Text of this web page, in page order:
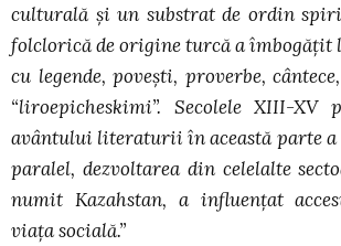
culturală și un substrat de ordin
folclorică de origine turcă a îmbogățit
cu legende, povești, proverbe,
“liroepicheskimi”. Secolele XIII-
avântului literaturii în această parte
paralel, dezvoltarea din celelalte
numit Kazahstan, a influențat
viața socială.”